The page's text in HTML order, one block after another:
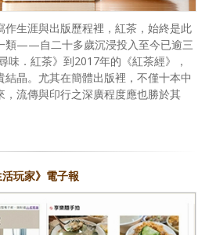
作生涯與出版歷程裡，紅茶，始終是此
類——自二十多歲沉浸投入至今已逾三
味．紅茶》到2017年的《紅茶經》，
晶。尤其在簡體出版裡，不僅十本中
，流傳與印行之深廣程度應也勝於其
玩家》電子報